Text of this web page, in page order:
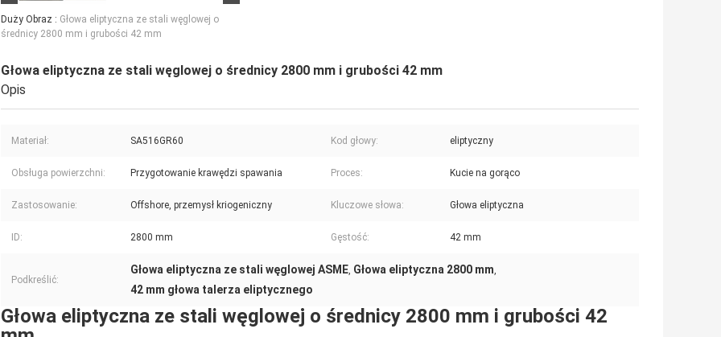
Duży Obraz : Głowa eliptyczna ze stali węglowej o
średnicy 2800 mm i grubości 42 mm
Głowa eliptyczna ze stali węglowej o średnicy 2800 mm i grubości 42 mm
Opis
Materiał: SA516GR60 Kod głowy: eliptyczny
Obsługa powierzchni: Przygotowanie krawędzi spawania Proces: Kucie na gorąco
Zastosowanie: Offshore, przemysł kriogeniczny Kluczowe słowa: Głowa eliptyczna
ID: 2800 mm Gęstość: 42 mm
Podkreślić:
Głowa eliptyczna ze stali węglowej ASME, Głowa eliptyczna 2800 mm,
42 mm głowa talerza eliptycznego
Głowa eliptyczna ze stali węglowej o średnicy 2800 mm i grubości 42